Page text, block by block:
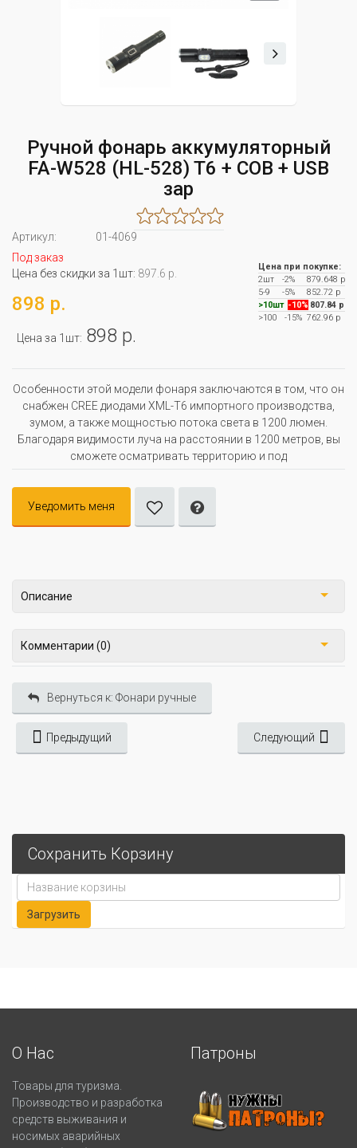
Ручной фонарь аккумуляторный
FA-W528 (HL-528) T6 + COB + USB
зар
Артикул:
01-4069
Под заказ
Цена без скидки за 1шт: 897.6 р.
898 р.
Цена за 1шт: 898 р.
Цена при покупке:
2шт
-2%
879.648 р
5-9
-5%
852.72 р
>10шт -10% 807.84 р
>100
-15% 762.96 р
Особенности этой модели фонаря заключаются в том, что он
снабжен CREE диодами XML-T6 импортного производства,
зумом, а также мощностью потока света в 1200 люмен.
Благодаря видимости луча на расстоянии в 1200 метров, вы
сможете осматривать территорию и под
Уведомить меня
Описание
Комментарии (0)
Вернуться к: Фонари ручные
Предыдущий Следующий
Сохранить Корзину
О Нас
Товары для туризма.
Производство и разработка
средств выживания и
носимых аварийных
Патроны